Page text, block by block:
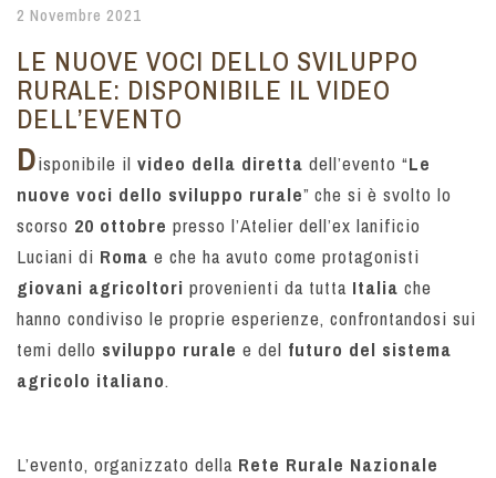
2 Novembre 2021
LE NUOVE VOCI DELLO SVILUPPO
RURALE: DISPONIBILE IL VIDEO
DELL’EVENTO
Disponibile il video della diretta dell’evento “Le
nuove voci dello sviluppo rurale” che si è svolto lo
scorso 20 ottobre presso l’Atelier dell’ex lanificio
Luciani di Roma e che ha avuto come protagonisti
giovani agricoltori provenienti da tutta Italia che
hanno condiviso le proprie esperienze, confrontandosi sui
temi dello sviluppo rurale e del futuro del sistema
agricolo italiano.
L’evento, organizzato della Rete Rurale Nazionale